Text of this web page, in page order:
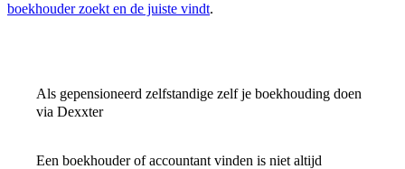
boekhouder zoekt en de juiste vindt.
Als gepensioneerd zelfstandige zelf je boekhouding doen
via Dexxter
Een boekhouder of accountant vinden is niet altijd